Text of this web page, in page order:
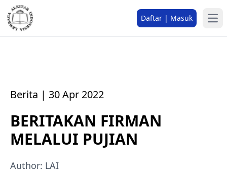
Daftar | Masuk
Berita | 30 Apr 2022
BERITAKAN FIRMAN
MELALUI PUJIAN
Author: LAI